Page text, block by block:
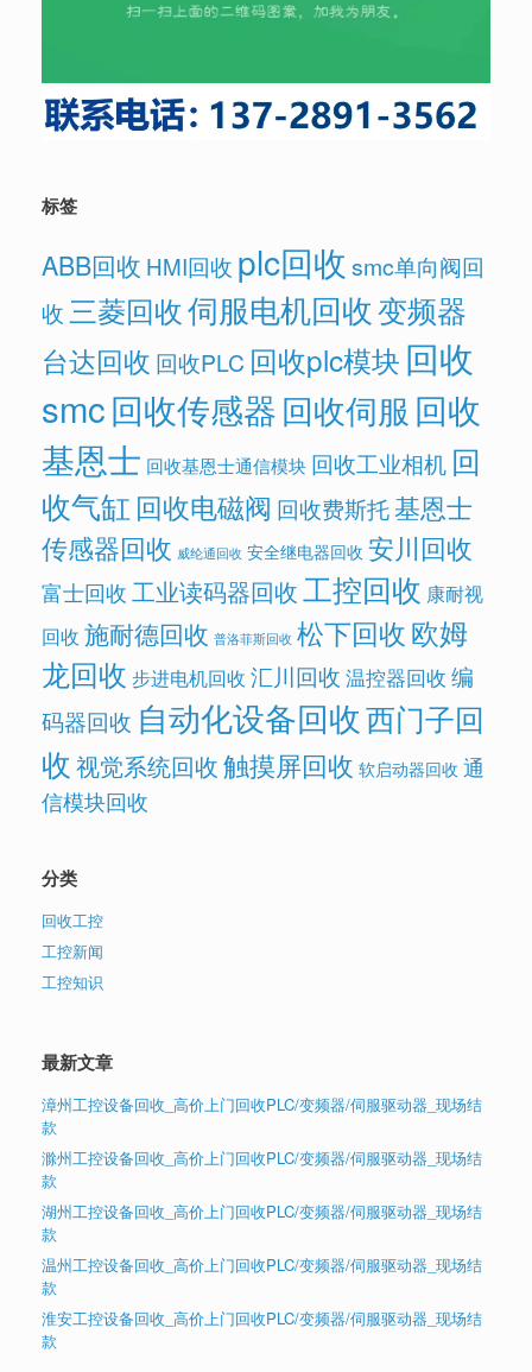
标签
ABB回收 HMI回收 plc回收 smc单向阀回
收 三菱回收伺服电机回收变频器
台达回收 回收PLC 回收plc模块 回收
smc回收传感器回收伺服 回收
基恩士 回收基恩士通信模块 回收工业相机 回
收气缸 回收电磁阀 回收费斯托基恩士
传感器回收 威纶通回收 安全继电器回收 安川回收
富士回收工业读码器回收工控回收 康耐视
回收 施耐德回收 普洛菲斯回收 松下回收欧姆
龙回收 步进电机回收 汇川回收 温控器回收 编
码器回收 自动化设备回收西门子回
收视觉系统回收触摸屏回收 软启动器回收 通
信模块回收
分类
回收工控
工控新闻
工控知识
最新文章
漳州工控设备回收_高价上门回收PLC/变频器/伺服驱动器_现场结
款
滁州工控设备回收_高价上门回收PLC/变频器/伺服驱动器_现场结
款
湖州工控设备回收_高价上门回收PLC/变频器/伺服驱动器_现场结
款
温州工控设备回收_高价上门回收PLC/变频器/伺服驱动器_现场结
款
淮安工控设备回收_高价上门回收PLC/变频器/伺服驱动器_现场结
款